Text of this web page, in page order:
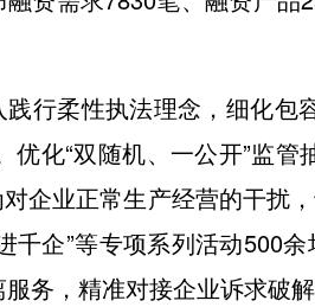
行柔性执法理念，细化
优化“双随机、一公开”监
企业正常生产经营的干扰
千企”等专项系列活动500
务，精准对接企业诉求破